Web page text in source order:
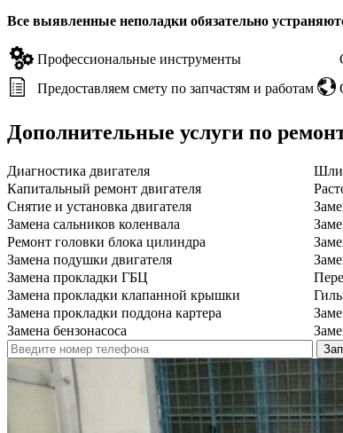
Все выявленные неполадки обязательно
Профессиональные инструменты
Предоставляем смету по запчастям и работам
Дополнительные услуги по
Диагностика двигателя
Капитальный ремонт двигателя
Снятие и установка двигателя
Замена сальников коленвала
Ремонт головки блока цилиндра
Замена подушки двигателя
Замена прокладки ГБЦ
Замена прокладки клапанной крышки
Замена прокладки поддона картера
Замена бензонасоса